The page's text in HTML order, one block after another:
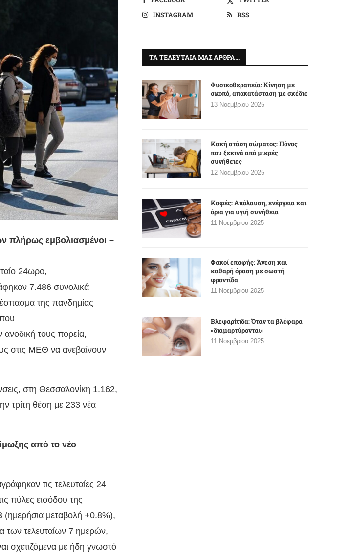
πλήρως εμβολιασμένοι –
24ωρο,
7.486 συνολικά
της πανδημίας
τους πορεία,
στις ΜΕΘ να ανεβαίνουν
στη Θεσσαλονίκη 1.162,
τρίτη θέση με 233 νέα
από το νέο
τις τελευταίες 24
πύλες εισόδου της
μεταβολή +0.8%),
των τελευταίων 7 ημερών,
σχετιζόμενα με ήδη γνωστό
INSTAGRAM
RSS
ΤΑ ΤΕΛΕΥΤΑΊΑ ΜΑΣ ΆΡΘΡΑ…
Φυσικοθεραπεία: Κίνηση με
σκοπό, αποκατάσταση με σχέδιο
13 Νοεμβρίου 2025
Κακή στάση σώματος: Πόνος
που ξεκινά από μικρές
συνήθειες
12 Νοεμβρίου 2025
Καφές: Απόλαυση, ενέργεια και
όρια για υγιή συνήθεια
11 Νοεμβρίου 2025
Φακοί επαφής: Άνεση και
καθαρή όραση με σωστή
φροντίδα
11 Νοεμβρίου 2025
Βλεφαρίτιδα: Όταν τα βλέφαρα
«διαμαρτύρονται»
11 Νοεμβρίου 2025